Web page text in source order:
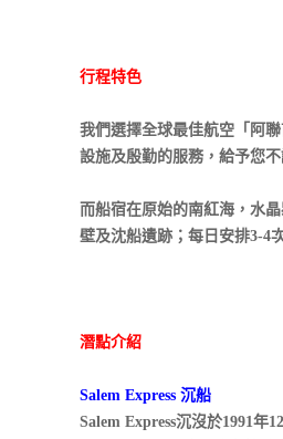
行程特色
我們選擇全球最佳航空「阿
設施及殷勤的服務，給予您
而船宿在原始的南紅海，水
壁及沈船遺跡；每日安排3-4
潛點介紹
Salem Express 沉船
Salem Express沉沒於1991年